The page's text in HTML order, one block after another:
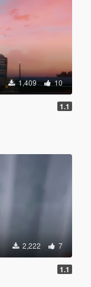
1,409 10
1.1
2,222 7
1.1